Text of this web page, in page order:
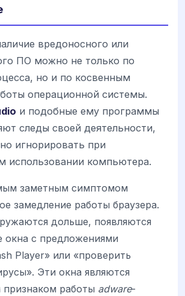
вредоносного или
ПО можно не только по
но и по косвенным
операционной системы.
и подобные ему программы
следы своей деятельности,
игнорировать при
использовании компьютера.
заметным симптомом
замедление работы браузера.
дольше, появляются
с предложениями
Player» или «проверить
Эти окна являются
признаком работы adware-